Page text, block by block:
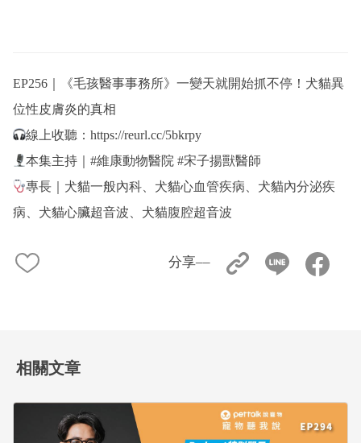
EP256｜《毛孩醫事事務所》一變天就開始抓不停！犬貓異
位性皮膚炎的真相
線上收聽： https://reurl.cc/5bkrpy
本集主持｜ #維康動物醫院 #宋子揚獸醫師
專長｜犬貓一般內科、犬貓心血管疾病、犬貓內分泌疾
病、犬貓心臟超音波、犬貓腹腔超音波
分享––
相關文章